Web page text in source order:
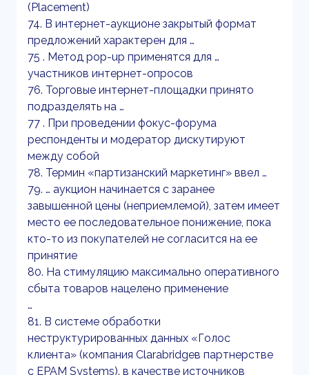
(Placement)
74. В интернет-аукционе закрытый формат
предложений характерен для …
75 . Метод pop-up применятся для …
участников интернет-опросов
76. Торговые интернет-площадки принято
подразделять на …
77 . При проведении фокус-форума
респонденты и модератор дискутируют
между собой
78. Термин «партизанский маркетинг» ввел …
79. … аукцион начинается с заранее
завышенной цены (неприемлемой), затем имеет
место ее последовательное понижение, пока
кто-то из покупателей не согласится на ее
принятие
80. На стимуляцию максимально оперативного
сбыта товаров нацелено применение
…
81. В системе обработки
неструктурированных данных «Голос
клиента» (компания Clarabridgeв партнерстве
с EPAM Systems). в качестве источников